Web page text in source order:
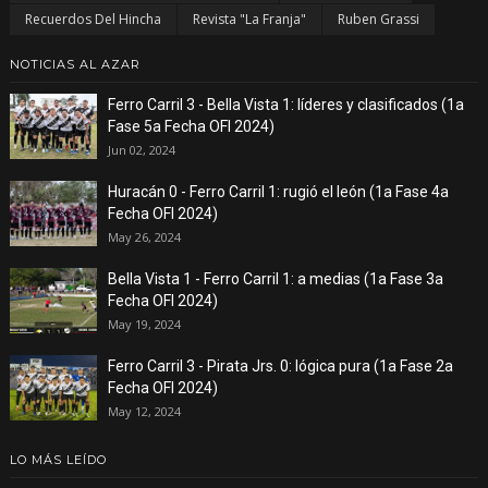
Recuerdos Del Hincha Revista "La Franja" Ruben Grassi
NOTICIAS AL AZAR
Ferro Carril 3 - Bella Vista 1: líderes y clasificados (1a
Fase 5a Fecha OFI 2024)
Jun 02, 2024
Huracán 0 - Ferro Carril 1: rugió el león (1a Fase 4a
Fecha OFI 2024)
May 26, 2024
Bella Vista 1 - Ferro Carril 1: a medias (1a Fase 3a
Fecha OFI 2024)
May 19, 2024
Ferro Carril 3 - Pirata Jrs. 0: lógica pura (1a Fase 2a
Fecha OFI 2024)
May 12, 2024
LO MÁS LEÍDO